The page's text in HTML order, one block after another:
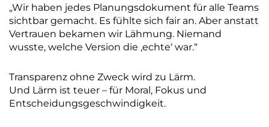
„Wir haben jedes Planungsdokument für alle Teams
sichtbar gemacht. Es fühlte sich fair an. Aber anstatt
Vertrauen bekamen wir Lähmung. Niemand
wusste, welche Version die ‚echte‘ war.“
Transparenz ohne Zweck wird zu Lärm.
Und Lärm ist teuer – für Moral, Fokus und
Entscheidungsgeschwindigkeit.